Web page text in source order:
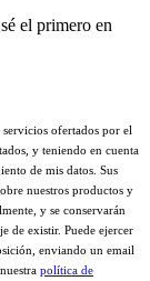
el primero en
ofertados por el
y teniendo en cuenta
de mis datos. Sus
nuestros productos y
y se conservarán
de existir. Puede ejercer
enviando un email
política de